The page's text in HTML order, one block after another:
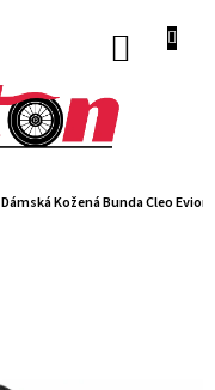
Dámská Kožená Bunda Cleo